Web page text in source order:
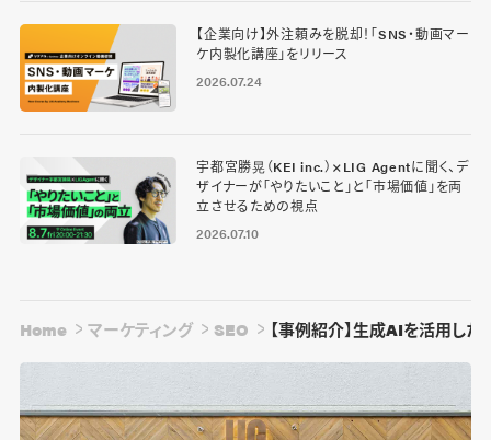
【企業向け】外注頼みを脱却！「SNS・動画マー
ケ内製化講座」をリリース
2026.07.24
宇都宮勝晃（KEI inc.）×LIG Agentに聞く、デ
ザイナーが「やりたいこと」と「市場価値」を両
立させるための視点
2026.07.10
Home マーケティング SEO 【事例紹介】生成AIを活用し